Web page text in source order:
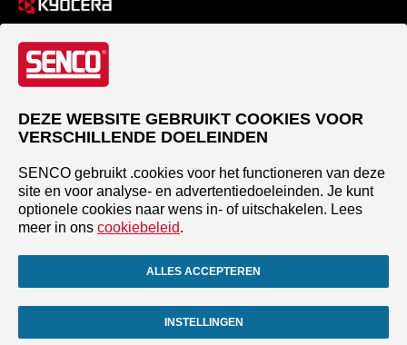
DEZE WEBSITE GEBRUIKT COOKIES VOOR
VERSCHILLENDE DOELEINDEN
SENCO gebruikt .cookies voor het functioneren van deze
site en voor analyse- en advertentiedoeleinden. Je kunt
optionele cookies naar wens in- of uitschakelen. Lees
meer in ons cookiebeleid.
ALLES ACCEPTEREN
INSTELLINGEN